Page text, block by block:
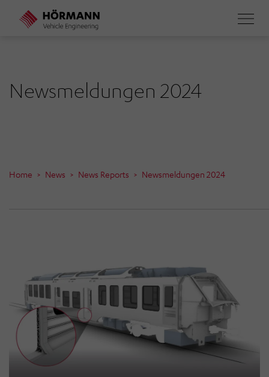
Direkt
Newsmeldungen 2024
Home News News Reports Newsmeldungen 2024